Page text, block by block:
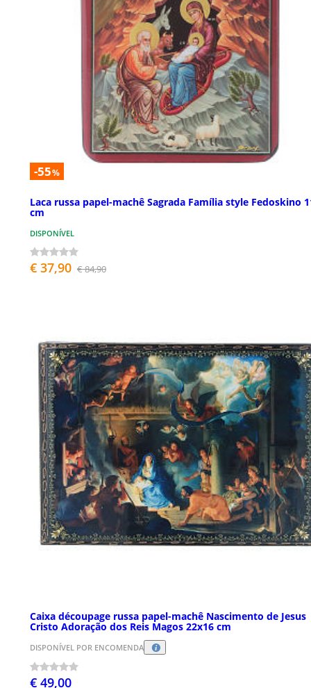
-55%
Laca russa papel-machê Sagrada Família style Fedoskino
cm
DISPONÍVEL
€ 37,90 € 84,90
Caixa découpage russa papel-machê Nascimento de Jesus
Cristo Adoração dos Reis Magos 22x16 cm
DISPONÍVEL POR ENCOMENDA
€ 49,00